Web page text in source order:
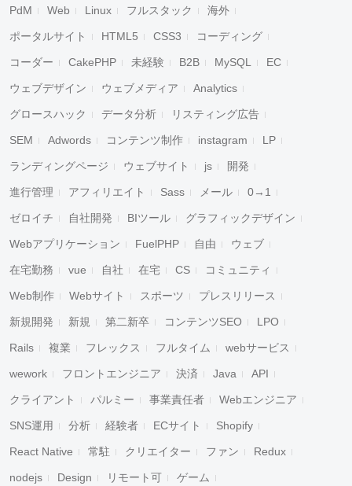
PdM Web Linux フルスタック 海外
ポータルサイト HTML5 CSS3 コーディング
コーダー CakePHP 未経験 B2B MySQL EC
ウェブデザイン ウェブメディア Analytics
グロースハック データ分析 リスティング広告
SEM Adwords コンテンツ制作 instagram LP
ランディングページ ウェブサイト js 開発
進行管理 アフィリエイト Sass メール 0→1
ゼロイチ 自社開発 BIツール グラフィックデザイン
Webアプリケーション FuelPHP 自由 ウェブ
在宅勤務 vue 自社 在宅 CS コミュニティ
Web制作 Webサイト スポーツ プレスリリース
新規開発 新規 第二新卒 コンテンツSEO LPO
Rails 複業 フレックス フルタイム webサービス
wework フロントエンジニア 決済 Java API
クライアント パルミー 事業責任者 Webエンジニア
SNS運用 分析 経験者 ECサイト Shopify
React Native 常駐 クリエイター ファン Redux
nodejs Design リモート可 ゲーム